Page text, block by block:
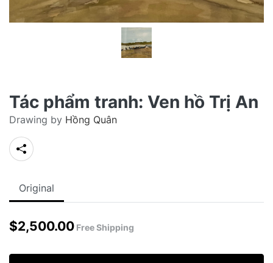
Tác phẩm tranh: Ven hồ Trị An
Drawing by Hồng Quân
Original
$2,500.00 Free Shipping